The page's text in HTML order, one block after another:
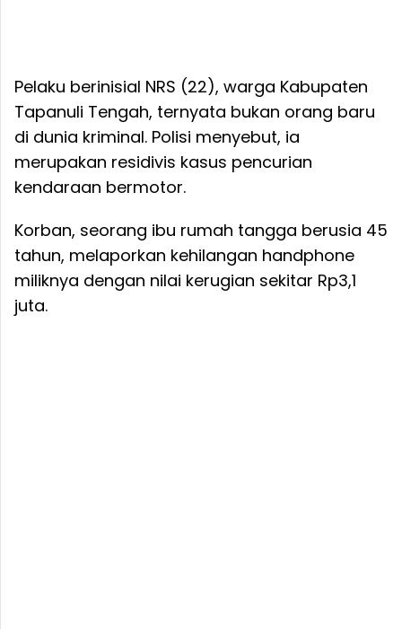
Pelaku berinisial NRS (22), warga Kabupaten
Tapanuli Tengah, ternyata bukan orang baru
di dunia kriminal. Polisi menyebut, ia
merupakan residivis kasus pencurian
kendaraan bermotor.
Korban, seorang ibu rumah tangga berusia 45
tahun, melaporkan kehilangan handphone
miliknya dengan nilai kerugian sekitar Rp3,1
juta.